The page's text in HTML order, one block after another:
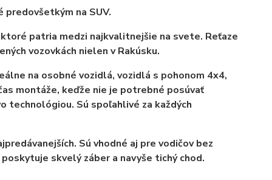
na SUV.
patria medzi najkvalitnejšie na svete. Reťaze
vozovkách nielen v Rakúsku.
na osobné vozidlá, vozidlá s pohonom 4x4,
montáže, keďže nie je potrebné posúvať
technológiou. Sú spoľahlivé za každých
Sú vhodné aj pre vodičov bez
skvelý záber a navyše tichý chod.